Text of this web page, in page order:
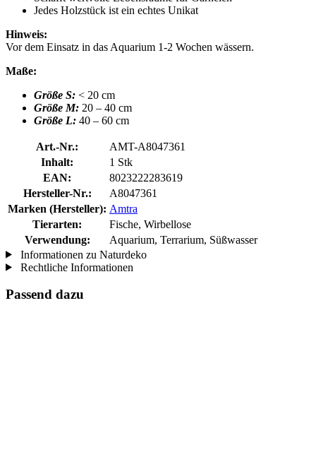
Jedes Holzstück ist ein echtes Unikat
Hinweis:
Vor dem Einsatz in das Aquarium 1-2 Wochen wässern.
Maße:
Größe S: < 20 cm
Größe M: 20 – 40 cm
Größe L: 40 – 60 cm
Art.-Nr.:
AMT-A8047361
Inhalt:
1 Stk
EAN:
8023222283619
Hersteller-Nr.:
A8047361
Marken (Hersteller): Amtra
Tierarten:
Fische, Wirbellose
Verwendung:
Aquarium, Terrarium, Süßwasser
Informationen zu Naturdeko
Rechtliche Informationen
Passend dazu